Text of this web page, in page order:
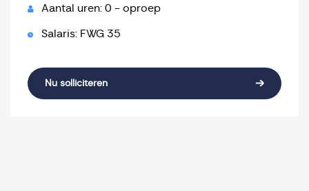
Aantal uren: 0 - oproep
Salaris: FWG 35
Nu solliciteren